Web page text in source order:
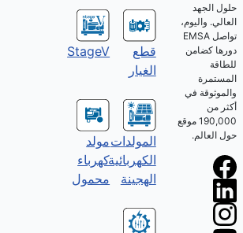
حلول الجهد
العالي. واليوم،
تواصل EMSA
دورها كضامن
للطاقة
المستمرة
والموثوقة في
أكثر من
190,000 موقع
حول العالم.
قطع
الغيار
StageV
المولدات
الكهربائية
الهجينة
مولد
كهرباء
محمول